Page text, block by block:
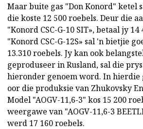
Maar buite gas "Don Konord" ketel
die koste 12 500 roebels. Deur die
"Konord CSC-G-10 SIT», betaal jy 14
"Konord CSC-G-12S» sal 'n bietjie
13.310 roebels. Jy kan ook
geproduseer in Rusland, sal die
hieronder genoem word. In hierdie
oor die produksie van Zhukovsky
Model "AOGV-11,6-3" kos 15 200
weergawe van "AOGV-11,6-3
werd 17 160 roebels.